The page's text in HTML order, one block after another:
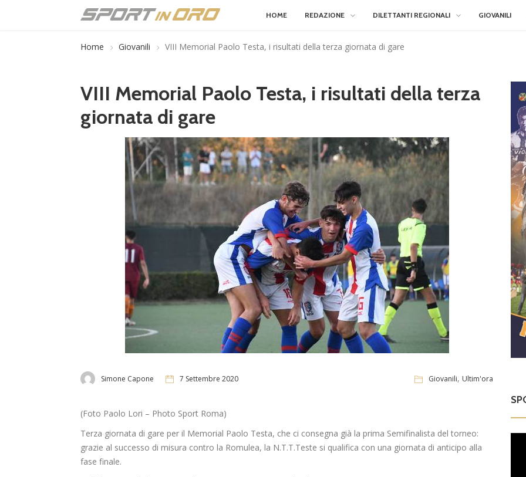
HOME REDAZIONE DILETTANTI REGIONALI GIOVANILI
Home Giovanili VIII Memorial Paolo Testa, i risultati della terza giornata di gare
VIII Memorial Paolo Testa, i risultati della terza
giornata di gare
Simone Capone 7 Settembre 2020 Giovanili, Ultim'ora
(Foto Paolo Lori – Photo Sport Roma)
Terza giornata di gare per il Memorial Paolo Testa, che ci consegna già la prima Semifinalista del torneo:
grazie al successo di misura contro la Romulea, la N.T.T.Teste si qualifica con una giornata di anticipo alla
fase finale.